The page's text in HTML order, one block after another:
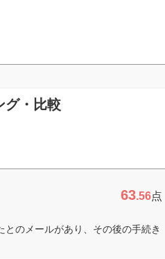
グ・比較
63.56点
のメールがあり、その後の手続き